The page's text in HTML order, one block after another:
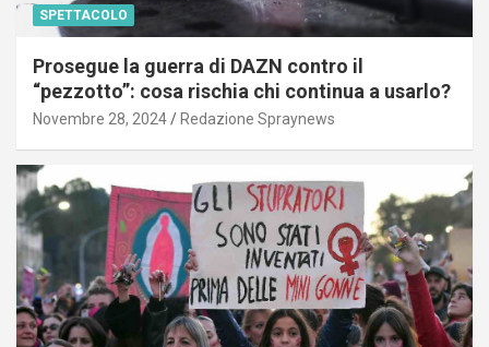
SPETTACOLO
Prosegue la guerra di DAZN contro il
“pezzotto”: cosa rischia chi continua a usarlo?
Novembre 28, 2024 Redazione Spraynews